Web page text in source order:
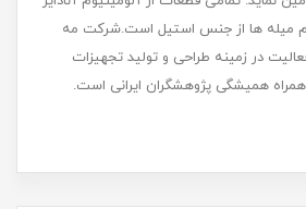
میله‏ ها از جنس استیل است.شرکت مه
در زمینه طراحی و تولید تجهیزات
همراه همیشگی پژوهشگران ایرانی است.